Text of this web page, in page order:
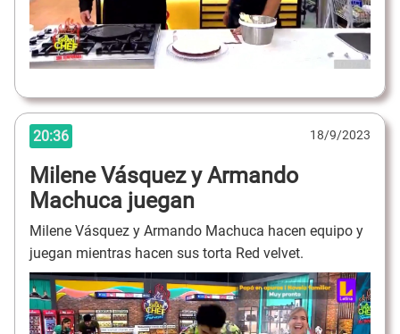
20:36 18/9/2023
Milene Vásquez y Armando
Machuca juegan
Milene Vásquez y Armando Machuca hacen equipo y
juegan mientras hacen sus torta Red velvet.